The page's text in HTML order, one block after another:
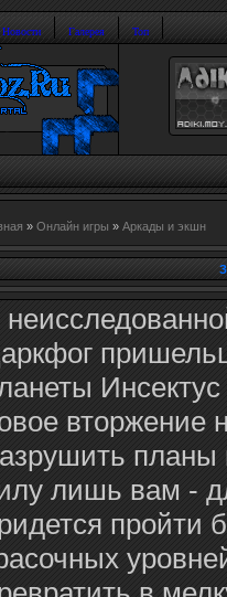
Новости Галерея Топ
» Онлайн игры » Аркады и экшн
Инсектус
вторжение
планы
лишь вам -
пройти